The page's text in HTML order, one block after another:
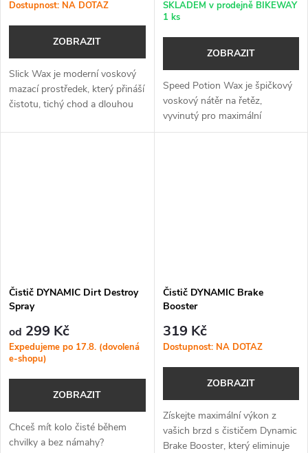
Dostupnost: NA DOTAZ
ZOBRAZIT
Slick Wax je moderní voskový
mazací prostředek, který přináší
čistotu, tichý chod a dlouhou
zbytečné námahy.
SKLADEM v prodejně BIKEWAY
1 ks
ZOBRAZIT
Speed Potion Wax je špičkový
voskový nátěr na řetěz,
vyvinutý pro maximální
rychlost, minimální tření a
Čistič DYNAMIC Dirt Destroy
Spray
od 299 Kč
Expedujeme po 17.8. (dovolená
e-shopu)
ZOBRAZIT
Chceš mít kolo čisté během
chvilky a bez námahy?
Čistič DYNAMIC Brake
Booster
319 Kč
Dostupnost: NA DOTAZ
ZOBRAZIT
Získejte maximální výkon z
vašich brzd s čističem Dynamic
Brake Booster, který eliminuje